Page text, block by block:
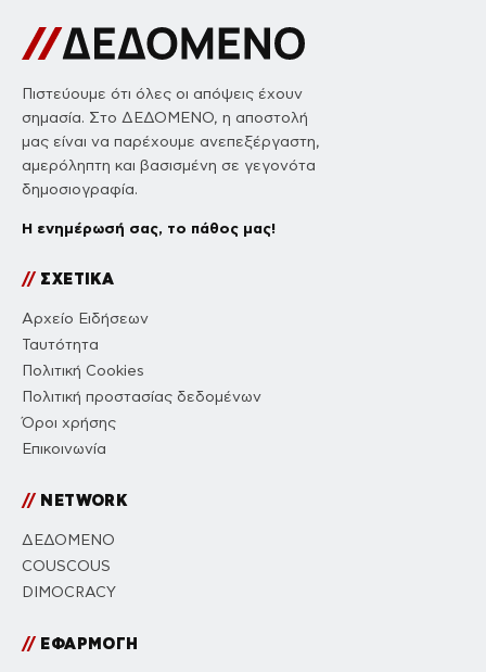
Πιστεύουμε ότι όλες οι απόψεις έχουν
σημασία. Στο ΔΕΔΟΜΕΝΟ, η αποστολή
μας είναι να παρέχουμε ανεπεξέργαστη,
αμερόληπτη και βασισμένη σε γεγονότα
δημοσιογραφία.
Η ενημέρωσή σας, το πάθος μας!
//ΣΧΕΤΙΚΑ
Αρχείο Ειδήσεων
Ταυτότητα
Πολιτική Cookies
Πολιτική προστασίας δεδομένων
Όροι χρήσης
Επικοινωνία
//NETWORK
ΔΕΔΟΜΕΝΟ
COUSCOUS
DIMOCRACY
//ΕΦΑΡΜΟΓΗ